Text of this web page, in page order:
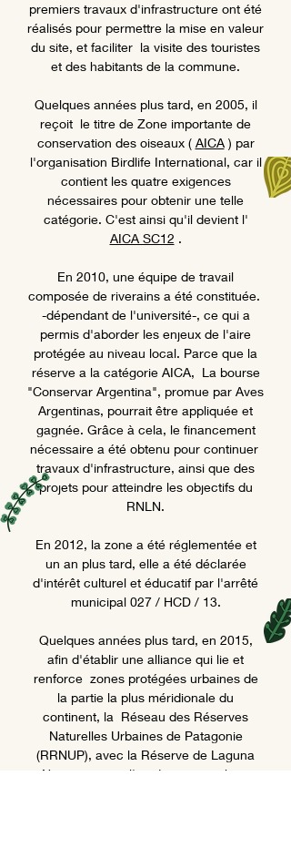
premiers travaux d'infrastructure ont été
réalisés pour permettre la mise en valeur
du site, et faciliter la visite des touristes
et des habitants de la commune.
Quelques années plus tard, en 2005, il
reçoit le titre de Zone importante de
conservation des oiseaux ( AICA) par
l'organisation Birdlife International, car il
contient les quatre exigences
nécessaires pour obtenir une telle
catégorie. C'est ainsi qu'il devient l'
AICA SC12 .
En 2010, une équipe de travail
composée de riverains a été constituée.
-dépendant de l'université-, ce qui a
permis d'aborder les enjeux de l'aire
protégée au niveau local. Parce que la
réserve a la catégorie AICA, La bourse
"Conservar Argentina", promue par Aves
Argentinas, pourrait être appliquée et
gagnée. Grâce à cela, le financement
nécessaire a été obtenu pour continuer
travaux d'infrastructure, ainsi que des
projets pour atteindre les objectifs du
RNLN.
En 2012, la zone a été réglementée et
un an plus tard, elle a été déclarée
d'intérêt culturel et éducatif par l'arrêté
municipal 027 / HCD / 13.
Quelques années plus tard, en 2015,
afin d'établir une alliance qui lie et
renforce zones protégées urbaines de
la partie la plus méridionale du
continent, la Réseau des Réserves
Naturelles Urbaines de Patagonie
(RRNUP), avec la Réserve de Laguna
Nimez comme l'un de ses membres